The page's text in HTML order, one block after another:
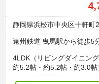
静岡県浜松市中央区十軒町
遠州鉄道 曳馬駅から徒歩5
4LDK（リビングダイニン
約5.2帖・約5.2帖・約3.0帖